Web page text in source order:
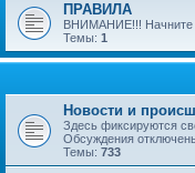
ПРАВИЛА
ВНИМАНИЕ!!! Начните
Темы: 1
Новости и
Здесь фиксируются
Обсуждения
Темы: 733